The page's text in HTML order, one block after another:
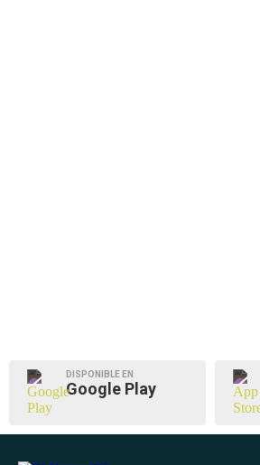
DISPONIBLE EN
Google Play